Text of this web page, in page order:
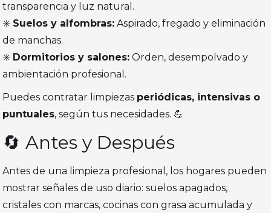
transparencia y luz natural.
✳️ Suelos y alfombras: Aspirado, fregado y eliminación
de manchas.
✳️ Dormitorios y salones: Orden, desempolvado y
ambientación profesional.
Puedes contratar limpiezas periódicas, intensivas o
puntuales, según tus necesidades. 💪
🔄 Antes y Después
Antes de una limpieza profesional, los hogares pueden
mostrar señales de uso diario: suelos apagados,
cristales con marcas, cocinas con grasa acumulada y